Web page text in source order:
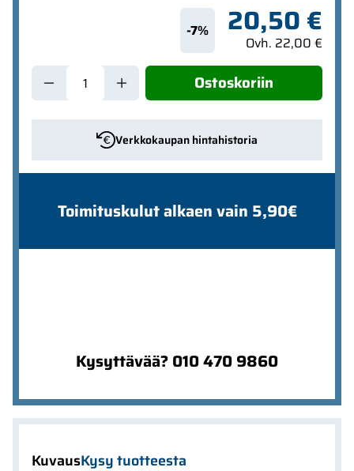
-7% 20,50 €
Ovh. 22,00 €
Ostoskoriin
Verkkokaupan hintahistoria
Toimituskulut alkaen vain 5,90€
Kysyttävää? 010 470 9860
KuvausKysy tuotteesta